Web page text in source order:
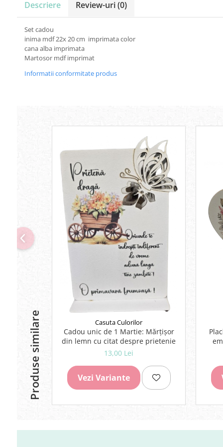
Carton Colorat
Hartie Colorata
Hartie Copiator
Hartie Creponata
Hartie Foto
Instrumente de scris
Laminatoare si accesorii
Liniare , truse geometrie
Lipici Solid
Lipici Lichid
Markere creta lichida
Markere Evidentiatoare Highlighter
Markere Permanente
Markere Whiteboard
Pensule scolare
Picuri si corectoare
Descriere Review-uri(0)
Set cadou
inima mdf 22x 20 cm imprimata color
cana alba imprimata
Martosor mdf imprimat
Informatii conformitate produs
Produse similare Casuta Culorilor
Cadou unic de 1 Martie: Mărțișor
din lemn cu citat despre prietenie
13,00 Lei
Vezi Variante